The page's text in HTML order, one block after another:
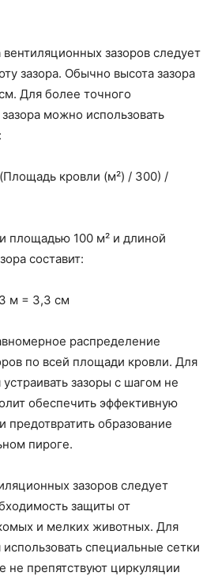
зазоров следует
зазора. Обычно высота зазора
Для более точного
можно использовать
кровли (м²) / 300) /
площадью 100 м² и длиной
составит:
м = 3,3 см
распределение
по всей площади кровли. Для
зазоры с шагом не
обеспечить эффективную
предотвратить образование
пироге.
зазоров следует
защиты от
и мелких животных. Для
специальные сетки
не препятствуют циркуляции